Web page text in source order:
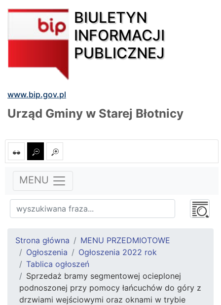
BIULETYN
INFORMACJI
PUBLICZNEJ
www.bip.gov.pl
Urząd Gminy w Starej Błotnicy
MENU
Strona główna
MENU PRZEDMIOTOWE
Ogłoszenia
Ogłoszenia 2022 rok
Tablica ogłoszeń
Sprzedaż bramy segmentowej ocieplonej
podnoszonej przy pomocy łańcuchów do góry z
drzwiami wejściowymi oraz oknami w trybie